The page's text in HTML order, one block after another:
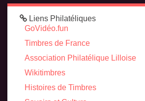
Liens Philatéliques
GoVidéo.fun
Timbres de France
Association Philatélique Lilloise
Wikitimbres
Histoires de Timbres